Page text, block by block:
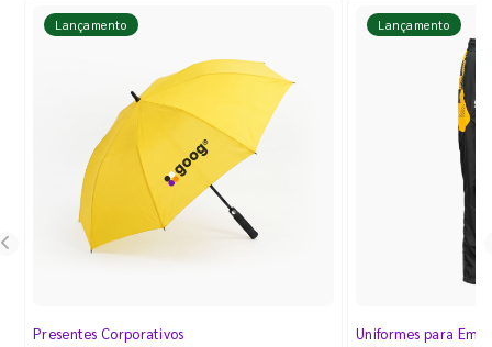
Lançamento
Presentes Corporativos
Lançamento
Uniformes para